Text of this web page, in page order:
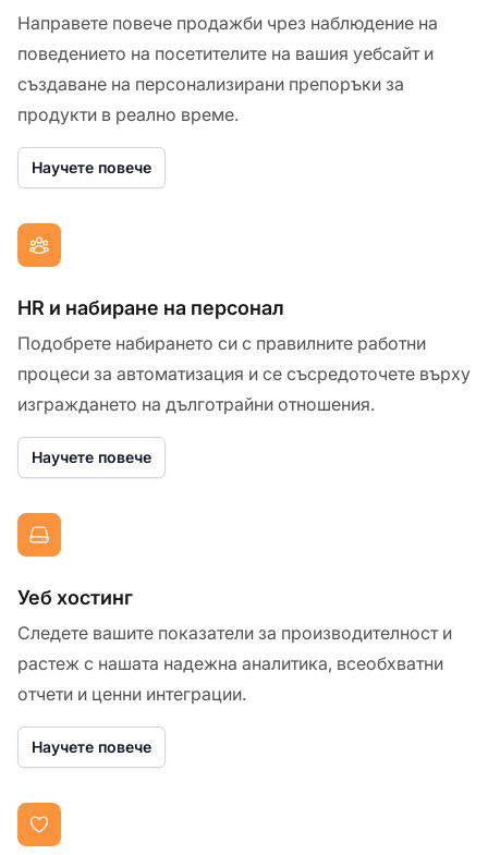
Направете повече продажби чрез наблюдение на
поведението на посетителите на вашия уебсайт и
създаване на персонализирани препоръки за
продукти в реално време.
Научете повече
HR и набиране на персонал
Подобрете набирането си с правилните работни
процеси за автоматизация и се съсредоточете върху
изграждането на дълготрайни отношения.
Научете повече
Уеб хостинг
Следете вашите показатели за производителност и
растеж с нашата надежна аналитика, всеобхватни
отчети и ценни интеграции.
Научете повече